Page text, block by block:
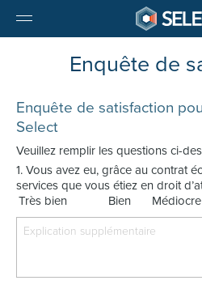
Enquête de
Enquête de satisfaction
Select
Veuillez remplir les questions ci-
1. Vous avez eu, grâce au contrat
services que vous étiez en droit
Très bien
Bien Médiocre